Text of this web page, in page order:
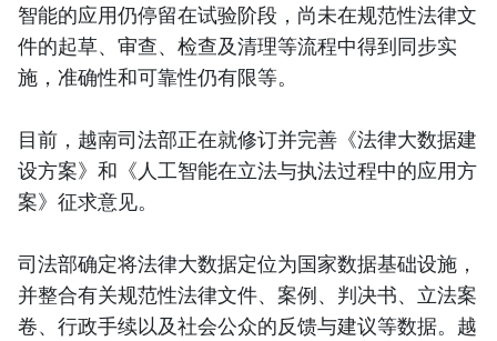
智能的应用仍停留在试验阶段，尚未在规范性法律文
件的起草、审查、检查及清理等流程中得到同步实
施，准确性和可靠性仍有限等。
目前，越南司法部正在就修订并完善《法律大数据建
设方案》和《人工智能在立法与执法过程中的应用方
案》征求意见。
司法部确定将法律大数据定位为国家数据基础设施，
并整合有关规范性法律文件、案例、判决书、立法案
卷、行政手续以及社会公众的反馈与建议等数据。越